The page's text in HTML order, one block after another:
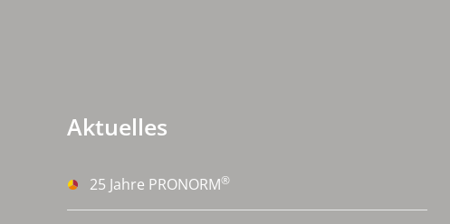
Aktuelles
25 Jahre PRONORM®